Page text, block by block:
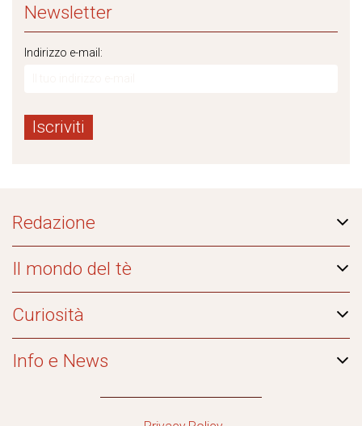
Newsletter
Indirizzo e-mail:
Redazione
Il mondo del tè
Curiosità
Info e News